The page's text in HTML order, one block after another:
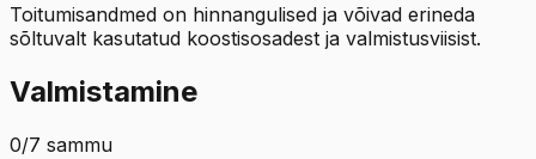
Toitumisandmed on hinnangulised ja võivad erineda
sõltuvalt kasutatud koostisosadest ja valmistusviisist.
Valmistamine
0/7 sammu